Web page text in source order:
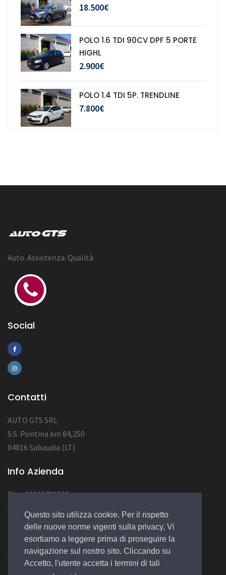
Questo sito utilizza cookie. Per il rispetto
delle nuove norme vigenti sulla privacy, Vi
esortiamo a leggere prima di proseguire la
navigazione sul nostro sito. Cliccando su
Accetto, l'utente accetta i termini di tali
18.500€
POLO 1.6 TDI 90CV DPF 5 PORTE
HIGHL
2.900€
POLO 1.4 TDI 5P. TRENDLINE
7.800€
Auto. Assistenza. Qualità
Social
Contatti
AUTO GTS SRL
S.S. Pontina km 84,250
04016 Sabaudia (LT)
Info Azienda
P.Iva 03181780598
NUM REA LT123456
© 2022 Design by EGSoft